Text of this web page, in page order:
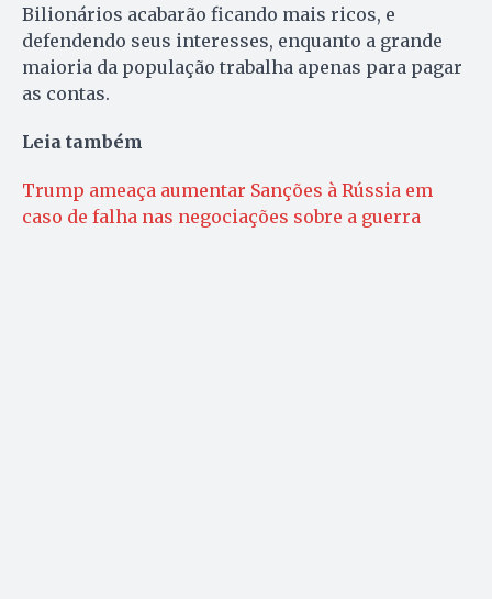
Bilionários acabarão ficando mais ricos, e
defendendo seus interesses, enquanto a grande
maioria da população trabalha apenas para pagar
as contas.
Leia também
Trump ameaça aumentar Sanções à Rússia em
caso de falha nas negociações sobre a guerra